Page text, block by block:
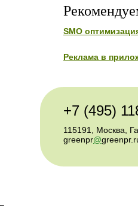
SMO
Реклама в
+7 (495)
115191, Москва,
greenpr@